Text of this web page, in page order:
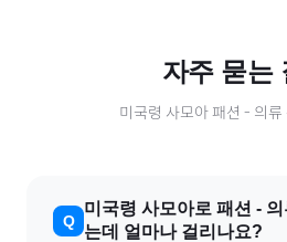
자주 묻는
미국령 사모아패션 - 의류
미국령 사모아로 패션 -
는데 얼마나 걸리나요?